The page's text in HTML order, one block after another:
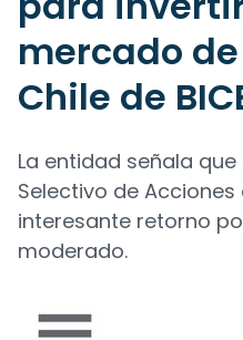
mercado
Chile de
La entidad señala
Selectivo de
interesante retorno
moderado.